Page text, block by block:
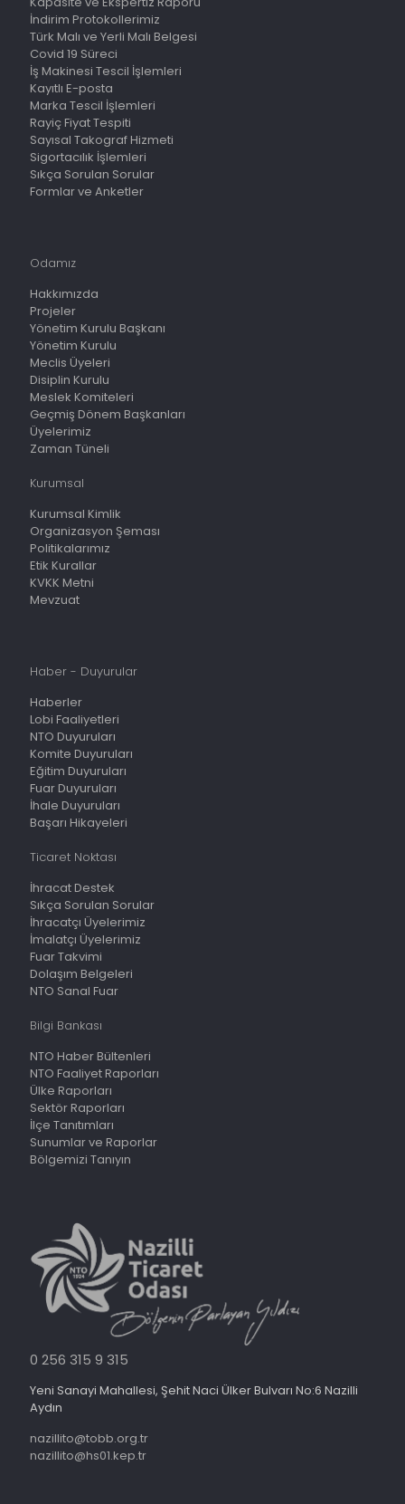
İndirim Protokollerimiz
Türk Malı ve Yerli Malı Belgesi
Covid 19 Süreci
İş Makinesi Tescil İşlemleri
Kayıtlı E-posta
Marka Tescil İşlemleri
Rayiç Fiyat Tespiti
Sayısal Takograf Hizmeti
Sigortacılık İşlemleri
Sıkça Sorulan Sorular
Formlar ve Anketler
Odamız
Hakkımızda
Projeler
Yönetim Kurulu Başkanı
Yönetim Kurulu
Meclis Üyeleri
Disiplin Kurulu
Meslek Komiteleri
Geçmiş Dönem Başkanları
Üyelerimiz
Zaman Tüneli
Kurumsal
Kurumsal Kimlik
Organizasyon Şeması
Politikalarımız
Etik Kurallar
KVKK Metni
Mevzuat
Haber - Duyurular
Haberler
Lobi Faaliyetleri
NTO Duyuruları
Komite Duyuruları
Eğitim Duyuruları
Fuar Duyuruları
İhale Duyuruları
Başarı Hikayeleri
Ticaret Noktası
İhracat Destek
Sıkça Sorulan Sorular
İhracatçı Üyelerimiz
İmalatçı Üyelerimiz
Fuar Takvimi
Dolaşım Belgeleri
NTO Sanal Fuar
Bilgi Bankası
NTO Haber Bültenleri
NTO Faaliyet Raporları
Ülke Raporları
Sektör Raporları
İlçe Tanıtımları
Sunumlar ve Raporlar
Bölgemizi Tanıyın
0 256 315 9 315
Yeni Sanayi Mahallesi, Şehit Naci Ülker Bulvarı No:6 Nazilli
Aydın
nazillito@tobb.org.tr
nazillito@hs01.kep.tr